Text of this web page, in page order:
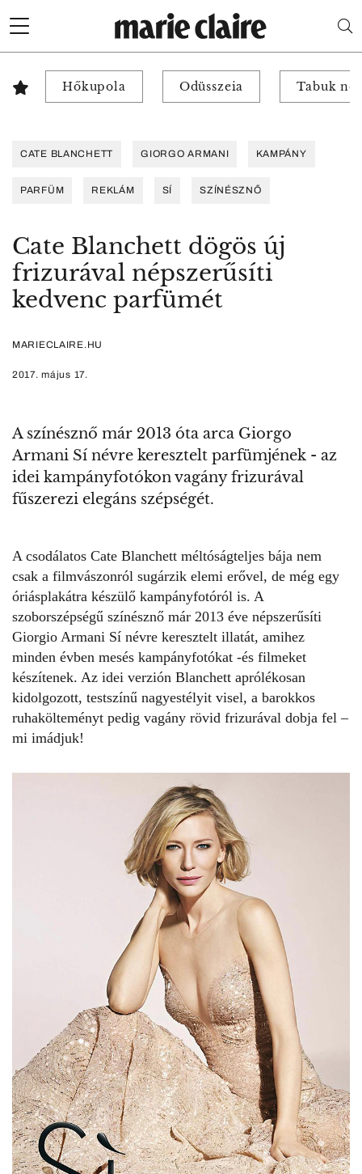
Hőkupola Odüsszeia Tabuk
CATE BLANCHETT GIORGO ARMANI KAMPÁNY
PARFÜM REKLÁM SÍ SZÍNÉSZNŐ
Cate Blanchett dögös új
frizurával népszerűsíti
kedvenc parfümét
MARIECLAIRE.HU
2017. május 17.
A színésznő már 2013 óta arca Giorgo
Armani Sí névre keresztelt parfümjének - az
idei kampányfotókon vagány frizurával
fűszerezi elegáns szépségét.
A csodálatos Cate Blanchett méltóságteljes bája nem
csak a filmvászonról sugárzik elemi erővel, de még egy
óriásplakátra készülő kampányfotóról is. A
szoborszépségű színésznő már 2013 éve népszerűsíti
Giorgio Armani Sí névre keresztelt illatát, amihez
minden évben mesés kampányfotókat -és filmeket
készítenek. Az idei verzión Blanchett aprólékosan
kidolgozott, testszínű nagyestélyit visel, a barokkos
ruhakölteményt pedig vagány rövid frizurával dobja fel –
mi imádjuk!